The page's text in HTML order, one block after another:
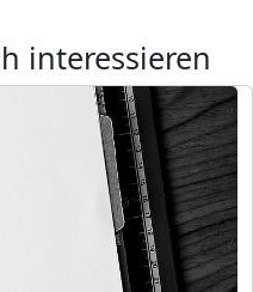
interessieren